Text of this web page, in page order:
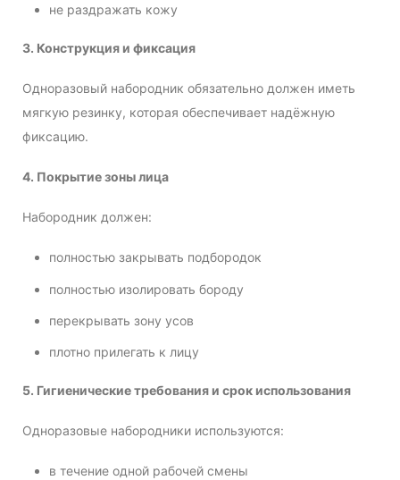
не раздражать кожу
3. Конструкция и фиксация
Одноразовый набородник обязательно должен иметь
мягкую резинку, которая обеспечивает надёжную
фиксацию.
4. Покрытие зоны лица
Набородник должен:
полностью закрывать подбородок
полностью изолировать бороду
перекрывать зону усов
плотно прилегать к лицу
5. Гигиенические требования и срок использования
Одноразовые набородники используются:
в течение одной рабочей смены